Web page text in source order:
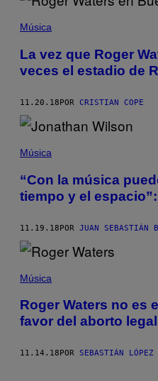
Música
La vez que Roger
veces el estadio de
11.20.18POR CRISTIAN COPE
Música
“Con la música
tiempo y el
11.19.18POR JUAN SEBASTIÁN
Música
Roger Waters no es
favor del aborto legal
11.14.18 POR SEBASTIÁN LÓPEZ